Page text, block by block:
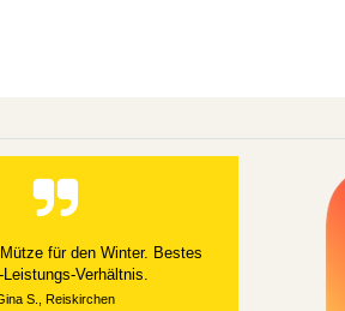
für den Winter. Bestes
Verhältnis.
S., Reiskirchen